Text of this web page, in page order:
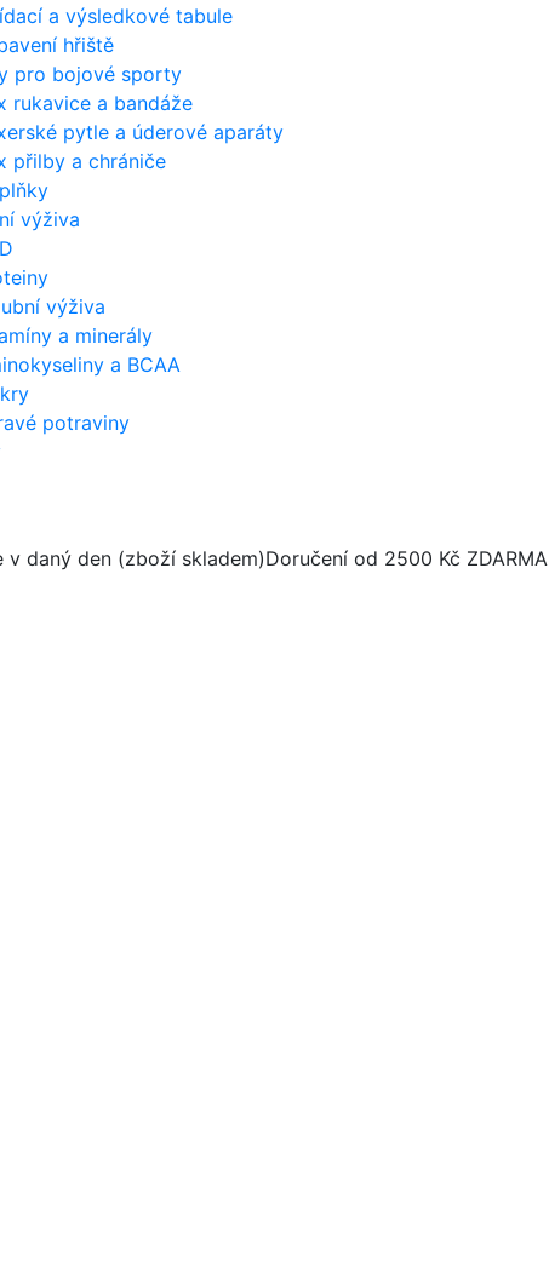
a výsledkové tabule
hřiště
pro bojové sporty
rukavice a bandáže
pytle a úderové aparáty
přilby a chrániče
výživa
výživa
a minerály
a BCAA
potraviny
v daný den (zboží skladem)Doručení od 2500 Kč ZDARMA